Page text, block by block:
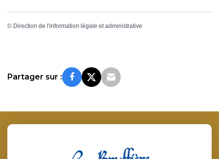
© Direction de l'information légale et administrative
Partager sur :